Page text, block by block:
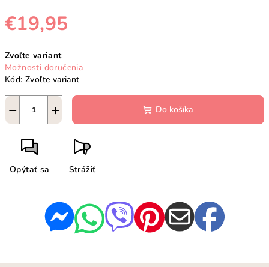
€19,95
cena:
Zvoľte variant
Možnosti doručenia
Kód: Zvoľte variant
+
− Do košíka
Opýtať sa Strážiť